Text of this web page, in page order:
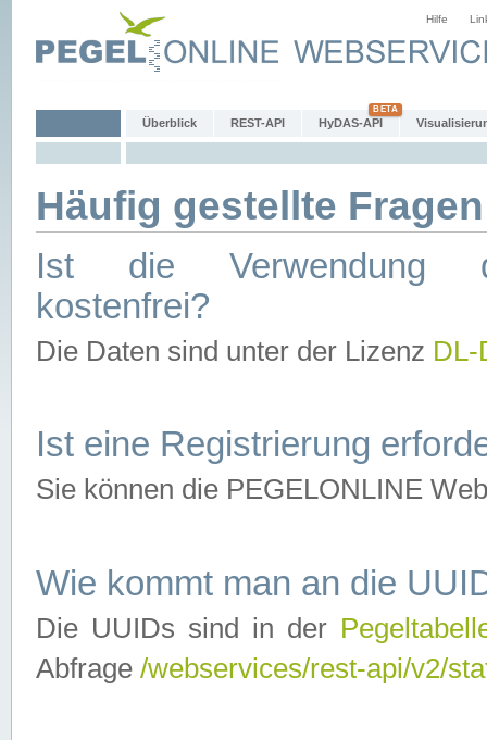
Hilfe
Überblick REST-API HyDAS-API
Häufig gestellte
Ist die Verwendung
kostenfrei?
Die Daten sind unter der Lizenz
Ist eine Registrierung
Sie können die PEGELONLINE
Wie kommt man an die
Die UUIDs sind in der
Abfrage /webservices/rest-api/v2/